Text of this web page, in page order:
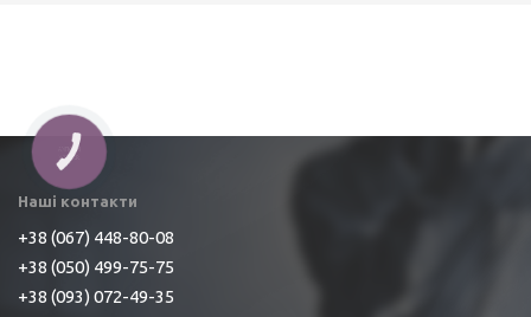
Наші контакти
+38 (067) 448-80-08
+38 (050) 499-75-75
+38 (093) 072-49-35
КНОПКА
ЗВ'ЯЗКУ